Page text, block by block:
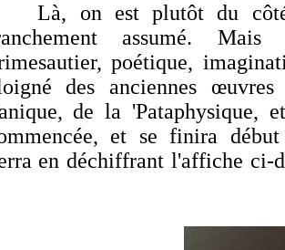
Là, on est plutôt du
t assumé. Mais
poétique,
des anciennes
de la 'Pataphysique,
et se finira
en déchiffrant l'affiche ci-